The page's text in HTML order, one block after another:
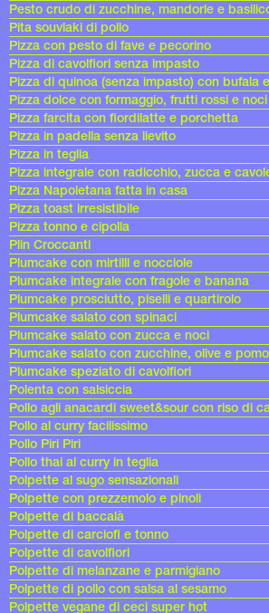
Pesto crudo di zucchine, mandorle e
Pita souvlaki di pollo
Pizza con pesto di fave e pecorino
Pizza di cavolfiori senza impasto
Pizza di quinoa (senza impasto) con bufala
Pizza dolce con formaggio, frutti rossi e
Pizza farcita con fiordilatte e porchetta
Pizza in padella senza lievito
Pizza in teglia
Pizza integrale con radicchio, zucca e
Pizza Napoletana fatta in casa
Pizza toast irresistibile
Pizza tonno e cipolla
Plin Croccanti
Plumcake con mirtilli e nocciole
Plumcake integrale con fragole e banana
Plumcake prosciutto, piselli e quartirolo
Plumcake salato con spinaci
Plumcake salato con zucca e noci
Plumcake salato con zucchine, olive e
Plumcake speziato di cavolfiori
Polenta con salsiccia
Pollo agli anacardi sweet&sour con riso di
Pollo al curry facilissimo
Pollo Piri Piri
Pollo thai al curry in teglia
Polpette al sugo sensazionali
Polpette con prezzemolo e pinoli
Polpette di baccalà
Polpette di carciofi e tonno
Polpette di cavolfiori
Polpette di melanzane e parmigiano
Polpette di pollo con salsa al sesamo
Polpette vegane di ceci super hot